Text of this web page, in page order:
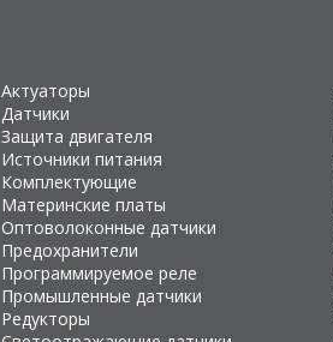
Актуаторы
Датчики
Защита двигателя
Источники питания
Комплектующие
Материнские платы
Оптоволоконные датчики
Предохранители
Программируемое реле
Промышленные датчики
Редукторы